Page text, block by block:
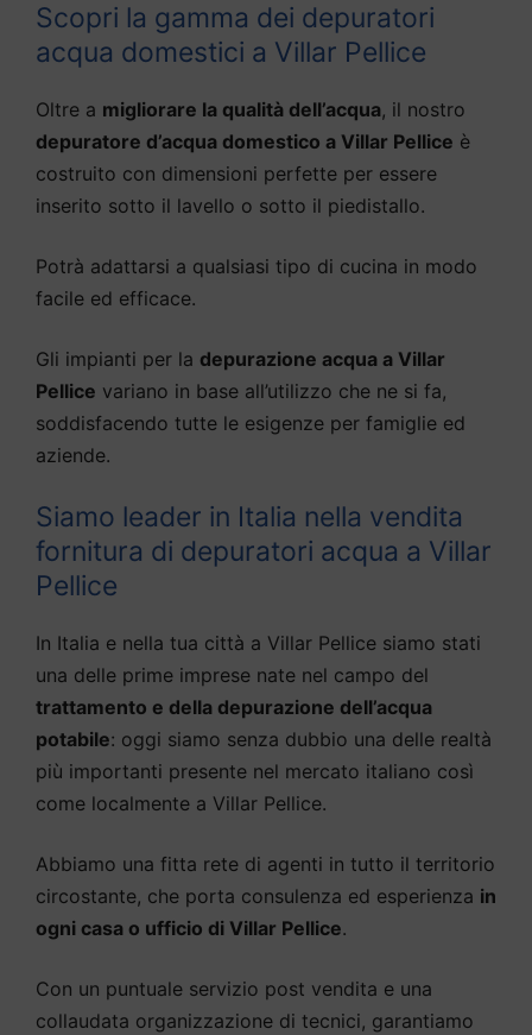
Scopri la gamma dei depuratori
acqua domestici a Villar Pellice
Oltre a migliorare la qualità dell’acqua, il nostro
depuratore d’acqua domestico a Villar Pellice è
costruito con dimensioni perfette per essere
inserito sotto il lavello o sotto il piedistallo.
Potrà adattarsi a qualsiasi tipo di cucina in modo
facile ed efficace.
Gli impianti per la depurazione acqua a Villar
Pellice variano in base all’utilizzo che ne si fa,
soddisfacendo tutte le esigenze per famiglie ed
aziende.
Siamo leader in Italia nella vendita
fornitura di depuratori acqua a Villar
Pellice
In Italia e nella tua città a Villar Pellice siamo stati
una delle prime imprese nate nel campo del
trattamento e della depurazione dell’acqua
potabile: oggi siamo senza dubbio una delle realtà
più importanti presente nel mercato italiano così
come localmente a Villar Pellice.
Abbiamo una fitta rete di agenti in tutto il territorio
circostante, che porta consulenza ed esperienza in
ogni casa o ufficio di Villar Pellice.
Con un puntuale servizio post vendita e una
collaudata organizzazione di tecnici, garantiamo